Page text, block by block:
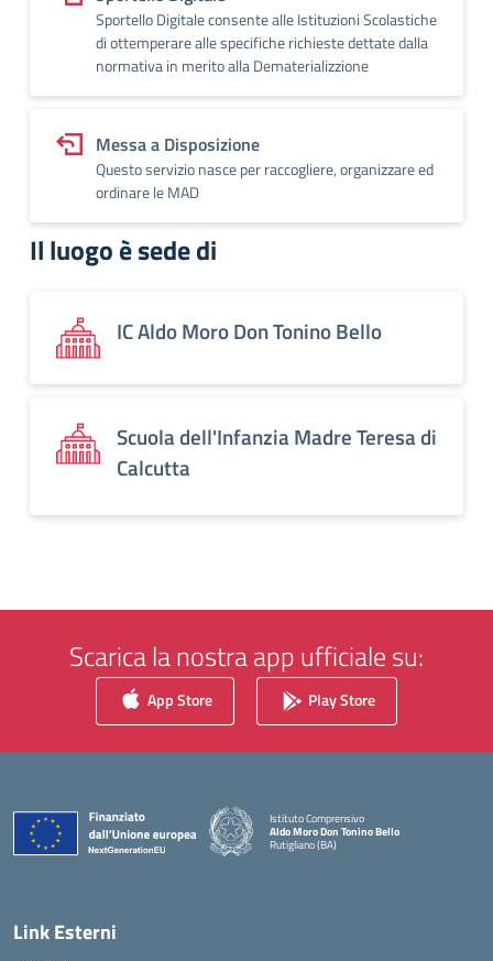
Sportello Digitale consente alle Istituzioni Scolastiche
di ottemperare alle specifiche richieste dettate dalla
normativa in merito alla Dematerializzione
Messa a Disposizione
Questo servizio nasce per raccogliere, organizzare ed
ordinare le MAD
Il luogo è sede di
IC Aldo Moro Don Tonino Bello
Scuola dell'Infanzia Madre Teresa di
Calcutta
Scarica la nostra app ufficiale su:
App Store Play Store
Istituto Comprensivo
Aldo Moro Don Tonino Bello
Rutigliano (BA)
— Visita la pagina iniziale della scuola
Link Esterni